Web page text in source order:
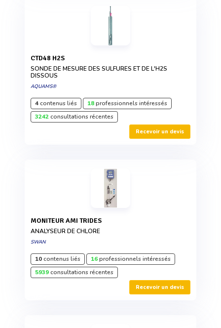
CTD48 H2S
SONDE DE MESURE DES SULFURES ET DE L'H2S
DISSOUS
AQUAMS®
4contenus liés 18professionnels intéressés
3242consultations récentes
Recevoir un devis
MONITEUR AMI TRIDES
ANALYSEUR DE CHLORE
SWAN
10contenus liés 16professionnels intéressés
5939consultations récentes
Recevoir un devis